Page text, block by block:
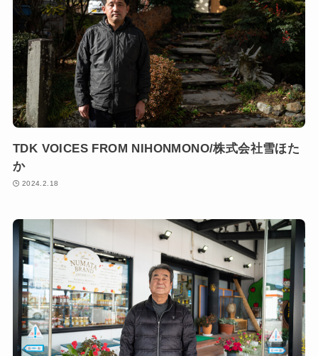
TDK VOICES FROM NIHONMONO/株式会社雪ほた
か
2024.2.18